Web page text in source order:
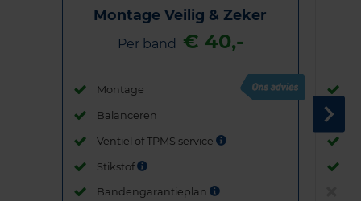
Montage Veilig & Zeker
Per band € 40,-
Montage
Balanceren
Ventiel of TPMS service
Stikstof
Bandengarantieplan